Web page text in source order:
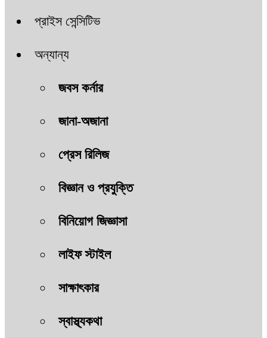
প্রাইস সেন্সিটিভ
অন্যান্য
জবস কর্নার
জানা-অজানা
প্রেস রিলিজ
বিজ্ঞান ও প্রযুক্তি
বিনিয়োগ জিজ্ঞাসা
লাইফ স্টাইল
সাক্ষাৎকার
স্বাস্থ্যকথা